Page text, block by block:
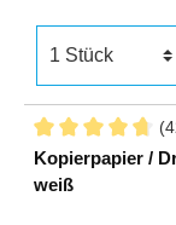
Kopierpapier /
weiß